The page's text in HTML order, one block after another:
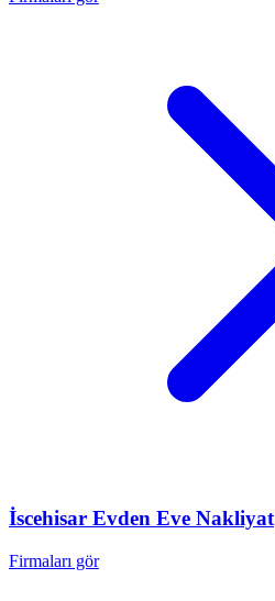
İscehisar Evden Eve Nakliyat
Firmaları gör